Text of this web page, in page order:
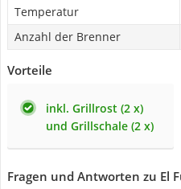
Temperatur
Anzahl der Brenner
Vorteile
inkl. Grillrost (2 x)
und Grillschale (2 x)
Fragen und Antworten zu El